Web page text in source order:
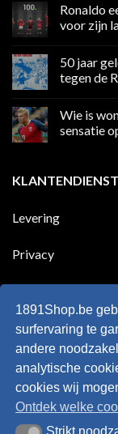
op
weekend
media
in
Premier
Ronaldo
voor zijn
op
Ronaldo
eerste
meer
100
land
scoort
50 jaar
tegen de
op
jaar
nog
eens
tegen
Wie is
sensatie
Wie
is
Haaland,
Europese
KLANTENDIENST
Levering
Privacy
Retourneren
Algemene
1891Shop.be
surfervaring te
andere
analytische
cookies wij
Ontdek welke
Strikt